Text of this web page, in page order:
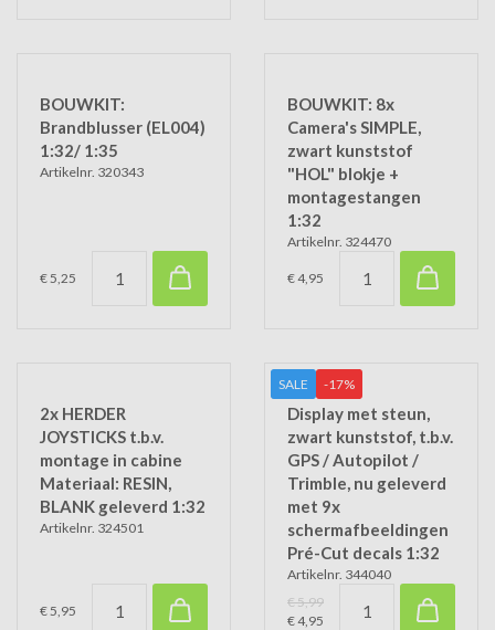
BOUWKIT:
Brandblusser (EL004)
1:32/ 1:35
Artikelnr. 320343
€ 5,25
BOUWKIT: 8x
Camera's SIMPLE,
zwart kunststof
"HOL" blokje +
montagestangen
1:32
Artikelnr. 324470
€ 4,95
2x HERDER
JOYSTICKS t.b.v.
montage in cabine
Materiaal: RESIN,
BLANK geleverd 1:32
Artikelnr. 324501
€ 5,95
SALE -17%
Display met steun,
zwart kunststof, t.b.v.
GPS / Autopilot /
Trimble, nu geleverd
met 9x
schermafbeeldingen
Pré-Cut decals 1:32
Artikelnr. 344040
€ 5,99
€ 4,95